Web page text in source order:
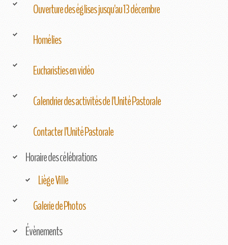
Ouverture des églises jusqu'au 13 décembre
Homélies
Eucharisties en vidéo
Calendrier des activités de l'Unité Pastorale
Contacter l'Unité Pastorale
Horaire des célébrations
Liège Ville
Galerie de Photos
Évènements